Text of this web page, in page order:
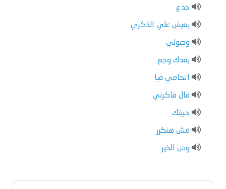
جدع
بعيش علي الذكري
وصولي
بعدك وجع
اتحامي فيا
قال فاكرني
حبيتك
مش هتكرر
وش الخير